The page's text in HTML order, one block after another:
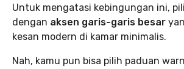
Untuk mengatasi kebingungan ini,
dengan aksen garis-garis besar
kesan modern di kamar minimalis.
Nah, kamu pun bisa pilih paduan